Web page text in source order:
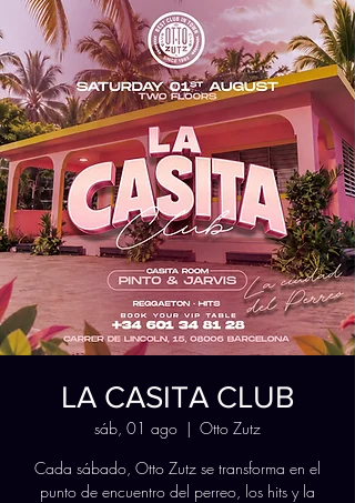
LA CASITA CLUB
sáb, 01 ago
  |
Otto Zutz
Cada sábado, Otto Zutz se transforma en el
punto de encuentro del perreo, los hits y la